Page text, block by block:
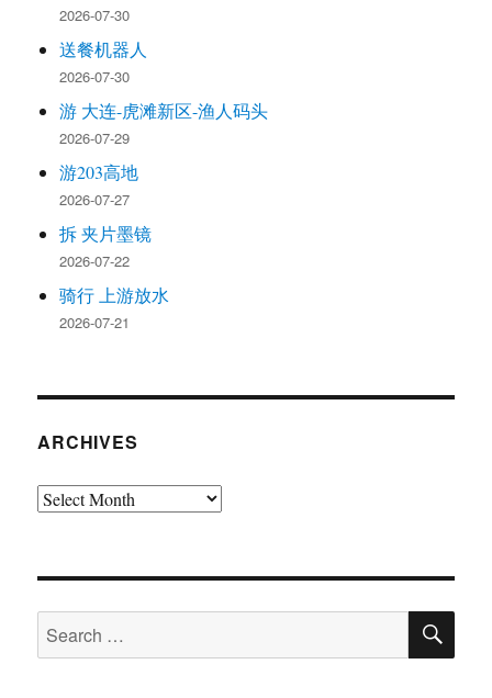
2026-07-30
送餐机器人
2026-07-30
游 大连-虎滩新区-渔人码头
2026-07-29
游203高地
2026-07-27
拆 夹片墨镜
2026-07-22
骑行 上游放水
2026-07-21
ARCHIVES
Archives
Search
for: